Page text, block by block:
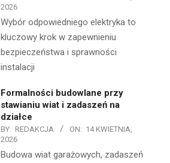
2026
Wybór odpowiedniego elektryka to
kluczowy krok w zapewnieniu
bezpieczeństwa i sprawności
instalacji
Formalności budowlane przy
stawianiu wiat i zadaszeń na
działce
BY: REDAKCJA ON: 14 KWIETNIA,
2026
Budowa wiat garażowych, zadaszeń